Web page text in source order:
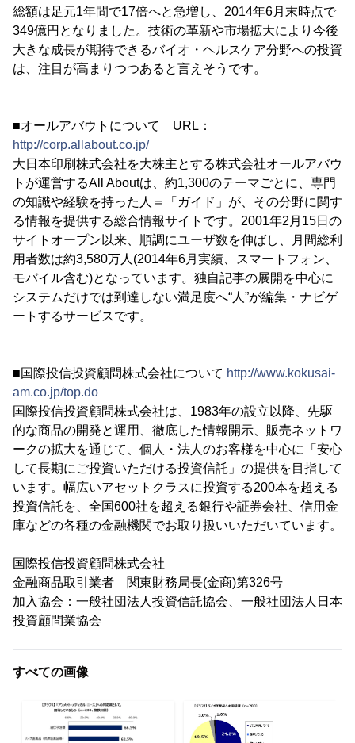
総額は足元1年間で17倍へと急増し、2014年6月末時点で
349億円となりました。技術の革新や市場拡大により今後
大きな成長が期待できるバイオ・ヘルスケア分野への投資
は、注目が高まりつつあると言えそうです。
■オールアバウトについて URL：
http://corp.allabout.co.jp/
大日本印刷株式会社を大株主とする株式会社オールアバウ
トが運営するAll Aboutは、約1,300のテーマごとに、専門
の知識や経験を持った人＝「ガイド」が、その分野に関す
る情報を提供する総合情報サイトです。2001年2月15日の
サイトオープン以来、順調にユーザ数を伸ばし、月間総利
用者数は約3,580万人(2014年6月実績、スマートフォン、
モバイル含む)となっています。独自記事の展開を中心に
システムだけでは到達しない満足度へ“人”が編集・ナビゲ
ートするサービスです。
■国際投信投資顧問株式会社について http://www.kokusai-
am.co.jp/top.do
国際投信投資顧問株式会社は、1983年の設立以降、先駆
的な商品の開発と運用、徹底した情報開示、販売ネットワ
ークの拡大を通じて、個人・法人のお客様を中心に「安心
して長期にご投資いただける投資信託」の提供を目指して
います。幅広いアセットクラスに投資する200本を超える
投資信託を、全国600社を超える銀行や証券会社、信用金
庫などの各種の金融機関でお取り扱いいただいています。
国際投信投資顧問株式会社
金融商品取引業者 関東財務局長(金商)第326号
加入協会：一般社団法人投資信託協会、一般社団法人日本
投資顧問業協会
すべての画像